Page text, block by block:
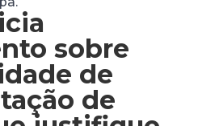
sobre
de
de